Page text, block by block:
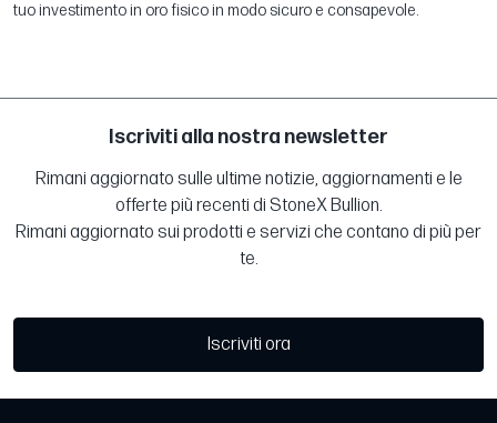
tuo investimento in oro fisico in modo sicuro e consapevole.
Iscriviti alla nostra newsletter
Rimani aggiornato sulle ultime notizie, aggiornamenti e le
offerte più recenti di StoneX Bullion.
Rimani aggiornato sui prodotti e servizi che contano di più per
te.
Iscriviti ora